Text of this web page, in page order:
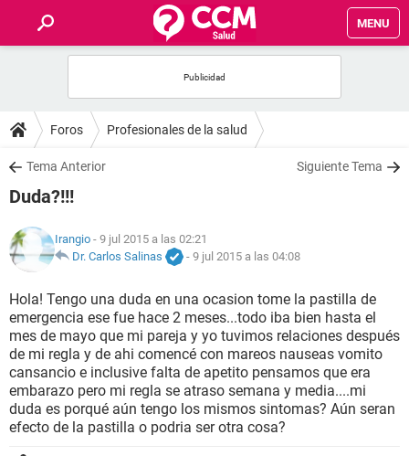
MENU
FOROS
SALUD
NUTRICIÓN
BIENESTAR
SEXUALIDAD
GLOSARIO
Foros Profesionales de la salud
Tema Anterior Siguiente Tema
Duda?!!!
Irangio - 9 jul 2015 a las 02:21
Dr. Carlos Salinas
- 9 jul 2015 a las 04:08
Hola! Tengo una duda en una ocasion tome la pastilla de
emergencia ese fue hace 2 meses...todo iba bien hasta el
mes de mayo que mi pareja y yo tuvimos relaciones después
de mi regla y de ahi comencé con mareos nauseas vomito
cansancio e inclusive falta de apetito pensamos que era
embarazo pero mi regla se atraso semana y media....mi
duda es porqué aún tengo los mismos sintomas? Aún seran
efecto de la pastilla o podria ser otra cosa?